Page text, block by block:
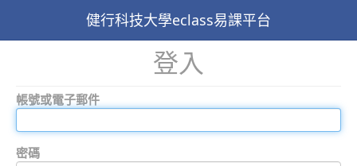
健行科技大學eclass易課平台
登入
帳號或電子郵件
密碼